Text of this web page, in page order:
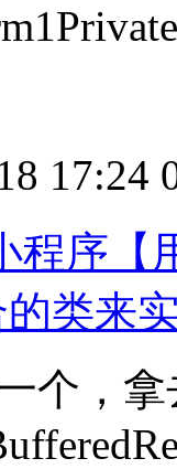
17:24
程序
类来
个，